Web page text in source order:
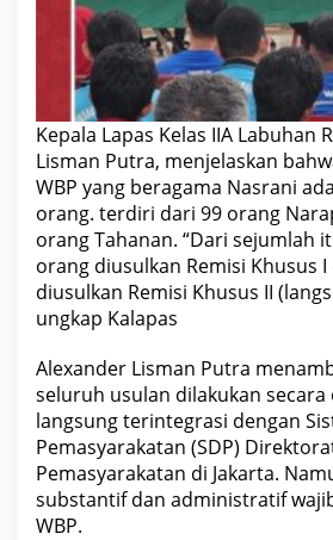
r
a
n
g
W
a
r
g
a
B
i
n
a
a
n
P
e
s
y
a
r
a
k
a
t
a
Kepala Lapas Kelas IIA Labuhan
Lisman Putra, menjelaskan
WBP yang beragama Nasrani
orang. terdiri dari 99 orang
orang Tahanan. “Dari sejumlah
orang diusulkan Remisi Khusus
diusulkan Remisi Khusus II
ungkap Kalapas
Alexander Lisman Putra
seluruh usulan dilakukan secara
langsung terintegrasi dengan
Pemasyarakatan (SDP)
Pemasyarakatan di Jakarta.
substantif dan administratif
WBP.